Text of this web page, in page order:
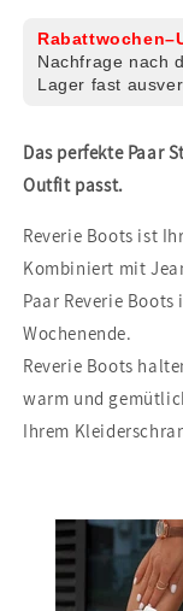
Nachfrage nach
Lager fast
Das perfekte Paar
Outfit passt.
Reverie Boots ist
Kombiniert mit
Paar Reverie
Wochenende.
Reverie Boots
warm und
Ihrem